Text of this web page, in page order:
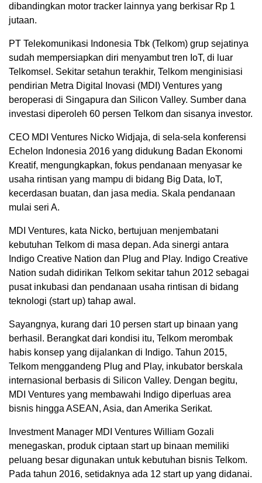
dibandingkan motor tracker lainnya yang berkisar Rp 1
jutaan.
PT Telekomunikasi Indonesia Tbk (Telkom) grup sejatinya
sudah mempersiapkan diri menyambut tren IoT, di luar
Telkomsel. Sekitar setahun terakhir, Telkom menginisiasi
pendirian Metra Digital Inovasi (MDI) Ventures yang
beroperasi di Singapura dan Silicon Valley. Sumber dana
investasi diperoleh 60 persen Telkom dan sisanya investor.
CEO MDI Ventures Nicko Widjaja, di sela-sela konferensi
Echelon Indonesia 2016 yang didukung Badan Ekonomi
Kreatif, mengungkapkan, fokus pendanaan menyasar ke
usaha rintisan yang mampu di bidang Big Data, IoT,
kecerdasan buatan, dan jasa media. Skala pendanaan
mulai seri A.
MDI Ventures, kata Nicko, bertujuan menjembatani
kebutuhan Telkom di masa depan. Ada sinergi antara
Indigo Creative Nation dan Plug and Play. Indigo Creative
Nation sudah didirikan Telkom sekitar tahun 2012 sebagai
pusat inkubasi dan pendanaan usaha rintisan di bidang
teknologi (start up) tahap awal.
Sayangnya, kurang dari 10 persen start up binaan yang
berhasil. Berangkat dari kondisi itu, Telkom merombak
habis konsep yang dijalankan di Indigo. Tahun 2015,
Telkom menggandeng Plug and Play, inkubator berskala
internasional berbasis di Silicon Valley. Dengan begitu,
MDI Ventures yang membawahi Indigo diperluas area
bisnis hingga ASEAN, Asia, dan Amerika Serikat.
Investment Manager MDI Ventures William Gozali
menegaskan, produk ciptaan start up binaan memiliki
peluang besar digunakan untuk kebutuhan bisnis Telkom.
Pada tahun 2016, setidaknya ada 12 start up yang didanai.